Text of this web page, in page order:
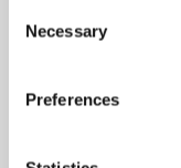
Selection
Necessary
Preferences
samtidig sikre, at
og golfbaner kan
(vejrafhængigt).